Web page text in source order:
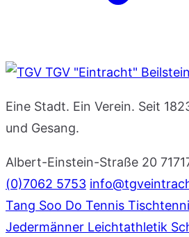
TGV "Eintracht"
Eine Stadt. Ein Verein. Seit
und Gesang.
Albert-Einstein-Straße 20
(0)7062 5753
Tang Soo Do Tennis
Jedermänner Leichtathletik